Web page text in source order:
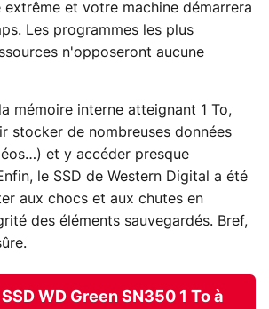
et votre machine démarrera
Les programmes les plus
n'opposeront aucune
mémoire interne atteignant 1 To,
stocker de nombreuses données
et y accéder presque
le SSD de Western Digital a été
aux chocs et aux chutes en
des éléments sauvegardés. Bref,
WD Green SN350 1 To à